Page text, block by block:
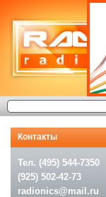
Контакты
Тел. (495) 544-7350
(925) 502-42-73
radionics@mail.ru